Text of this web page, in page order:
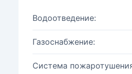
Водоотведение:
Газоснабжение:
Система